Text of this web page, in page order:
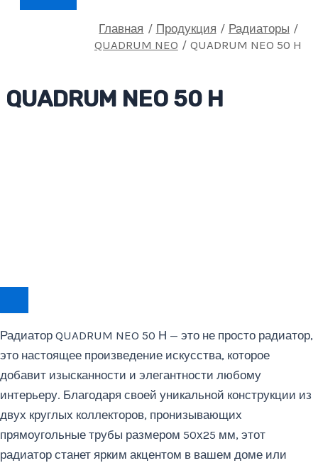
Главная Продукция
Радиаторы
QUADRUM NEO
QUADRUM NEO 50 H
QUADRUM NEO 50 H
Радиатор QUADRUM NEO 50 Н — это не просто радиатор,
это настоящее произведение искусства, которое
добавит изысканности и элегантности любому
интерьеру. Благодаря своей уникальной конструкции из
двух круглых коллекторов, пронизывающих
прямоугольные трубы размером 50х25 мм, этот
радиатор станет ярким акцентом в вашем доме или